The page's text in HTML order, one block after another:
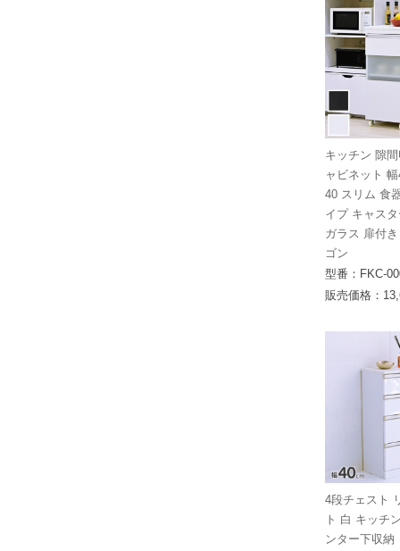
キッチン 隙
ャビネット
40 スリム 食
イプ キャス
ガラス 扉付
ゴン
型番：FKC-
販売価格：
4段チェスト
ト 白 キッチ
ンター下収納